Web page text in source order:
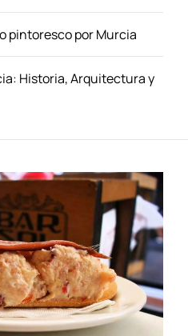
pintoresco por Murcia
Historia, Arquitectura y